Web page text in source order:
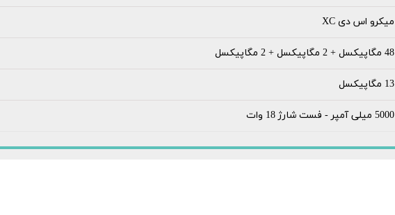
میکرو اس دی XC
48 مگاپیکسل + 2 مگاپیکسل + 2 مگاپیکسل
13 مگاپیکسل
5000 میلی آمپر - فست شارژ 18 وات